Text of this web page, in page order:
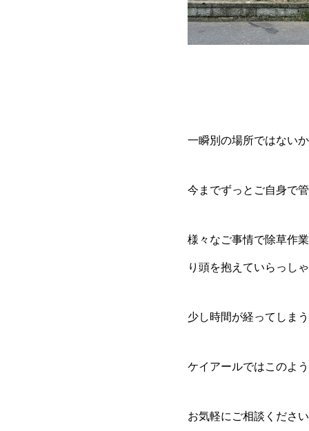
一瞬別の場所ではない
今までずっとご自身で
様々なご事情で除草作
り頭を抱えていらっし
少し時間が経ってしま
ケイアールではこのよ
お気軽にご相談くださ